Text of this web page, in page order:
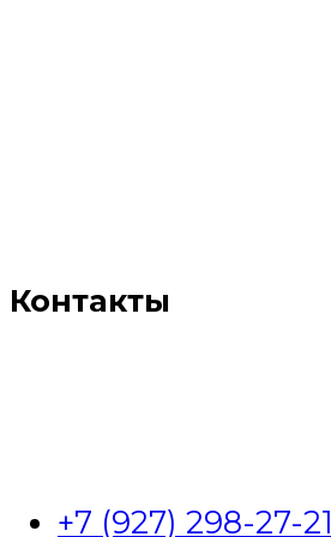
Контакты
+7 (927) 298-27-21